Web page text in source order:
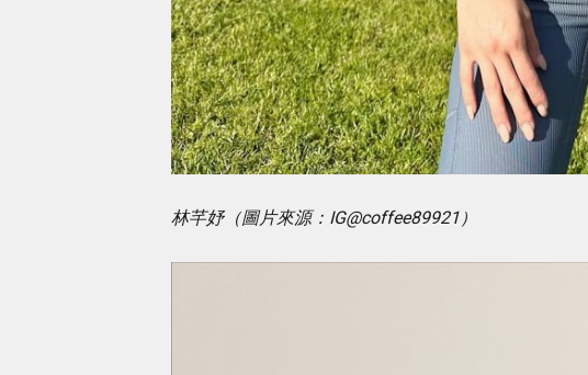
林芊妤（圖片來源：IG@coffee89921）